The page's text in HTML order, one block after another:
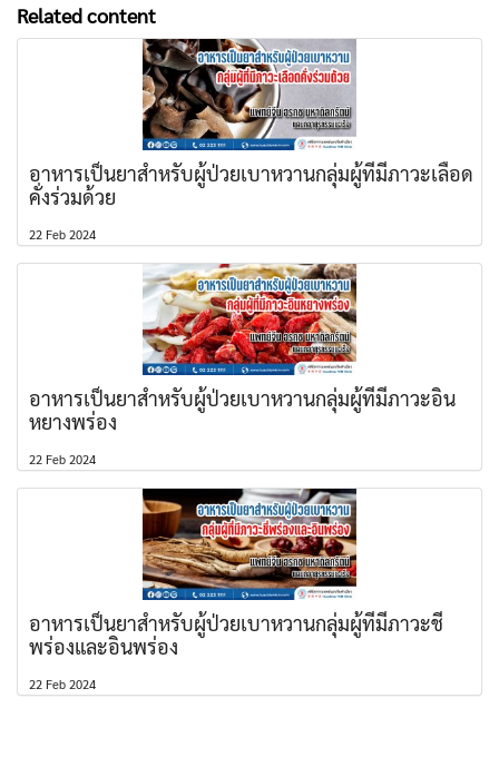
Related content
อาหารเป็นยาสำหรับผู้ป่วยเบาหวานกลุ่มผู้ที่มีภาวะเลือด
คั่งร่วมด้วย
22 Feb 2024
อาหารเป็นยาสำหรับผู้ป่วยเบาหวานกลุ่มผู้ที่มีภาวะอิน
หยางพร่อง
22 Feb 2024
อาหารเป็นยาสำหรับผู้ป่วยเบาหวานกลุ่มผู้ที่มีภาวะชี่
พร่องและอินพร่อง
22 Feb 2024